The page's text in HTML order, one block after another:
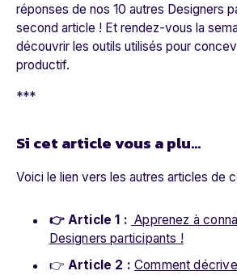
réponses de nos 10 autres Designers
second article ! Et rendez-vous la
découvrir les outils utilisés pour
productif.
***
Si cet article vous a plu…
Voici le lien vers les autres articles de
👉 Article 1 : Apprenez à
Designers participants !
👉 Article 2 : Comment